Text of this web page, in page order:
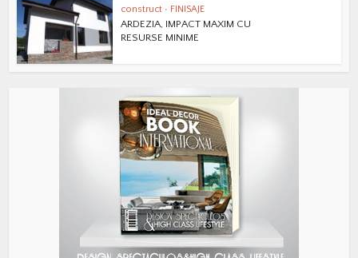
construct • FINISAJE
ARDEZIA, IMPACT MAXIM CU
RESURSE MINIME